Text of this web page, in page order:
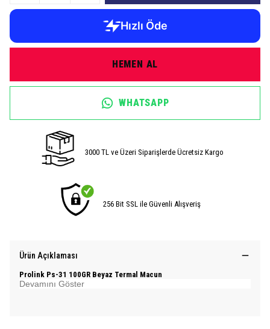
HEMEN AL
WHATSAPP
3000 TL ve Üzeri Siparişlerde Ücretsiz Kargo
256 Bit SSL ile Güvenli Alışveriş
Ürün Açıklaması
Prolink Ps-31 100GR Beyaz Termal Macun
Devamını Göster